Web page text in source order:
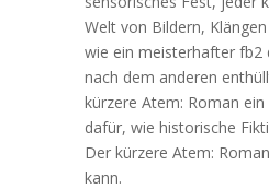
Welt von Bildern,
wie ein meisterhafter fb2
nach dem anderen
kürzere Atem: Roman
dafür, wie historische
Der kürzere Atem:
kann.